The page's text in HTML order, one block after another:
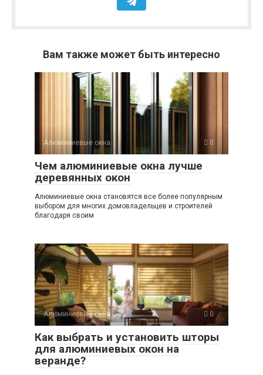
Вам также может быть интересно
Алюминиевые окна 0
Чем алюминиевые окна лучше
деревянных окон
Алюминиевые окна становятся все более популярным
выбором для многих домовладельцев и строителей
благодаря своим
Алюминиевые окна 0
Как выбрать и установить шторы
для алюминиевых окон на
веранде?